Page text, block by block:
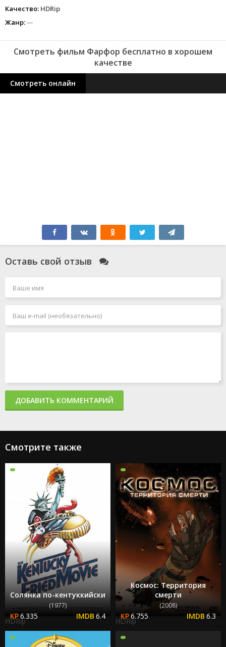
Качество: HDRip
Жанр:---
Смотреть фильм Фарфор бесплатно в хорошем
качестве
Смотреть онлайн
Оставь свой отзыв
ДОБАВИТЬ КОММЕНТАРИЙ
Смотрите также
Солянка по-кентуккийски
(1977)
6.335 6.4
HDRip
Космос: Территория
смерти
(2008)
6.755 6.3
HDRip